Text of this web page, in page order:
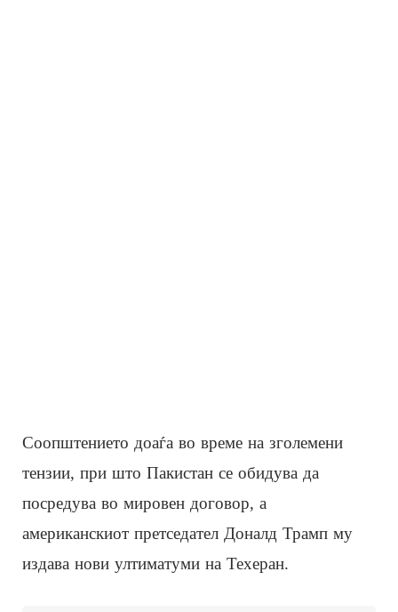
Соопштението доаѓа во време на зголемени
тензии, при што Пакистан се обидува да
посредува во мировен договор, а
американскиот претседател Доналд Трамп му
издава нови ултиматуми на Техеран.